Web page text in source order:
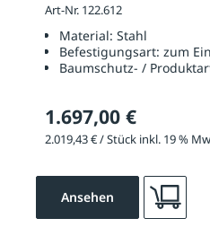
Art-Nr. 122.612
Material: Stahl
Befestigungsart: zum
Baumschutz- /
1.697,00 €
Ansehen